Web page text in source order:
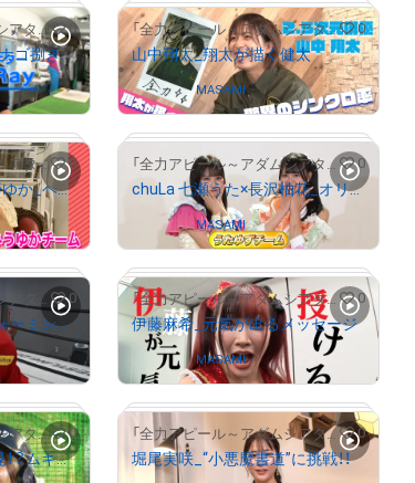
# 1739/2000 # 100/2000
# 1533/2000
「全力アピール～アダムシアター～」NFTストア 0
DEVILOOF_Gt.Rayのアナゴ捌き動画
# 613/2000
「全力アピール～アダムシアター～」NFTストア 0
山中翔太_翔太が描く健太
Owned byMASAMI
# 1114/2000
「全力アピール～アダムシアター～」NFTストア 0
chuLa 田中みう×北野ゆか_ヘビカフェプライベート映像
# 278/2000
「全力アピール～アダムシアター～」NFTストア 0
chuLa 七瀬うた×長沢柚花_オリジナルダンス
Owned by MASAMI
# 1198/2000
「全力アピール～アダムシアター～」NFTストア 0
梅咲 遥_プロレス式ウォーミングアップ
# 1928/2000
「全力アピール～アダムシアター～」NFTストア 0
伊藤麻希_元気が出るメッセージ
Owned by MASAMI
「全力アピール～アダムシアター～」NFTストア 0
赤羽もも_筋肉美も必見！？ムキムキ バッティング！
「全力アピール～アダムシアター～」NFTストア 0
堀尾実咲_“小悪魔書道”に挑戦！！